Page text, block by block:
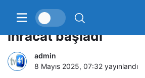
Kayısıda hasat
ihracat başladı
admin
8 Mayıs 2025, 07:32 yayınlandı